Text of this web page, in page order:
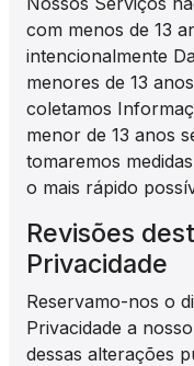
com menos de 13
intencionalmente
menores de 13
coletamos
menor de 13 anos
tomaremos
o mais rápido
Revisões
Privacidade
Reservamo-nos o
Privacidade a
dessas alterações